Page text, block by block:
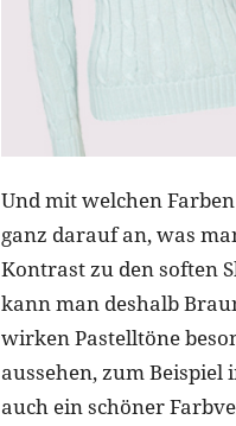
Und mit welchen
ganz darauf an, was
Kontrast zu den soften
kann man deshalb
wirken Pastelltöne
aussehen, zum
auch ein schöner